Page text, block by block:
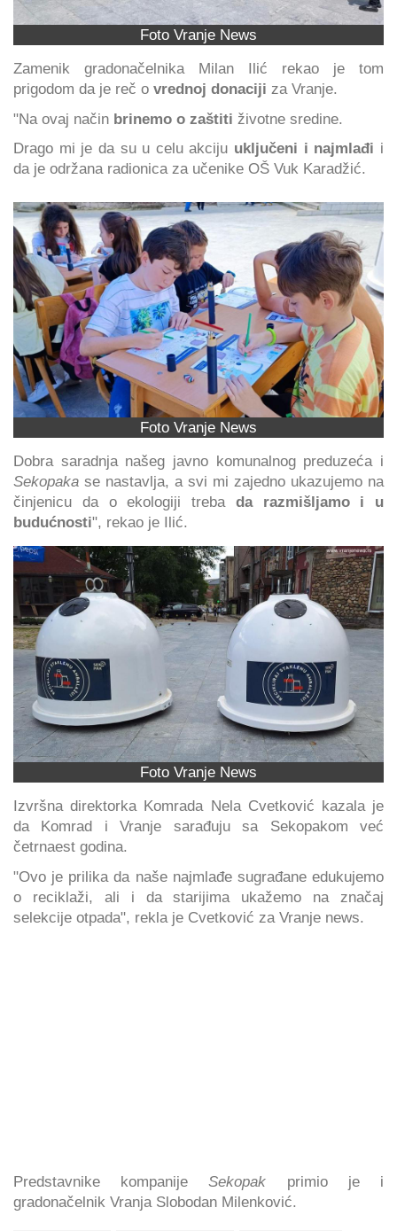
Foto Vranje News
Zamenik gradonačelnika Milan Ilić rekao je tom
prigodom da je reč o vrednoj donaciji za Vranje.
"Na ovaj način brinemo o zaštiti životne sredine.
Drago mi je da su u celu akciju uključeni i najmlađi i
da je održana radionica za učenike OŠ Vuk Karadžić.
Foto Vranje News
Dobra saradnja našeg javno komunalnog preduzeća i
Sekopaka se nastavlja, a svi mi zajedno ukazujemo na
činjenicu da o ekologiji treba da razmišljamo i u
budućnosti", rekao je Ilić.
Foto Vranje News
Izvršna direktorka Komrada Nela Cvetković kazala je
da Komrad i Vranje sarađuju sa Sekopakom već
četrnaest godina.
"Ovo je prilika da naše najmlađe sugrađane edukujemo
o reciklaži, ali i da starijima ukažemo na značaj
selekcije otpada", rekla je Cvetković za Vranje news.
Predstavnike kompanijeSekopak primio je i
gradonačelnik Vranja Slobodan Milenković.